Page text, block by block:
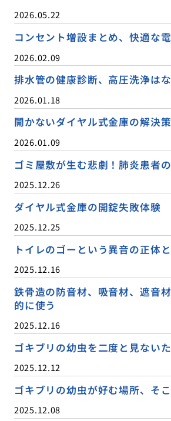
2026.05.22
コンセント増設まとめ、快適な
2026.02.09
排水管の健康診断、高圧洗浄は
2026.01.18
開かないダイヤル式金庫の解決策
2026.01.09
ゴミ屋敷が生む悲劇！肺炎患者
2025.12.26
ダイヤル式金庫の開錠失敗体験
2025.12.25
トイレのゴーという異音の正体
2025.12.16
鉄骨造の防音材、吸音材、遮音
的に使う
2025.12.16
ゴキブリの幼虫を二度と見ない
2025.12.12
ゴキブリの幼虫が好む場所、そ
2025.12.08